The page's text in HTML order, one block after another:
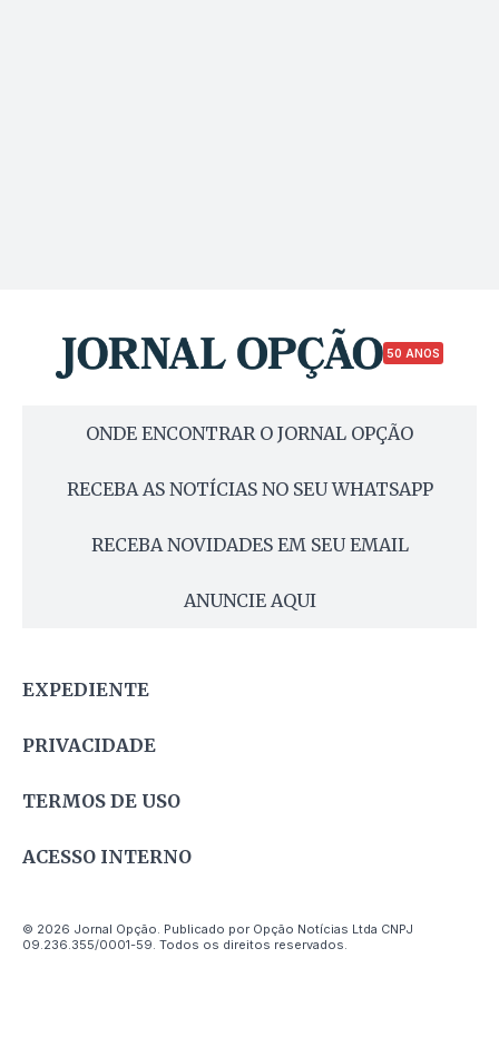
50 ANOS
ONDE ENCONTRAR O JORNAL OPÇÃO
RECEBA AS NOTÍCIAS NO SEU WHATSAPP
RECEBA NOVIDADES EM SEU EMAIL
ANUNCIE AQUI
EXPEDIENTE
PRIVACIDADE
TERMOS DE USO
ACESSO INTERNO
© 2026 Jornal Opção. Publicado por Opção Notícias Ltda CNPJ
09.236.355/0001-59. Todos os direitos reservados.